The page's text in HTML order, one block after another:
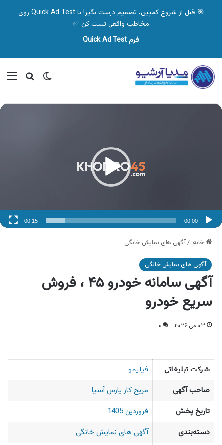
🎯 قبل از شروع کمپین، تصمیم درست بگیر! با Quick Ad Test روی
مخاطب واقعی تست کن ✅
فرم Quick Ad Test
تغییر پوسته
نمایشگر
ویدیو
00:00
00:15
خانه /آگهی های نمایش خانگی
آگهی های نمایش خانگی
آگهی سامانه خودرو ۴۵ ، فروش
سریع خودرو
۰۳ می ۲۰۲۶ ۰
شرکت تبلیغاتی
فیلیمو
صاحب آگهی
مریخ کار پارس آسیا
تاریخ پخش
فروردین 1405
دسته‌بندی
آگهی های نمایش خانگی